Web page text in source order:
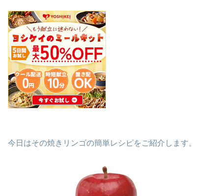
今日はその焼きリンゴの簡単レシピをご紹介します。